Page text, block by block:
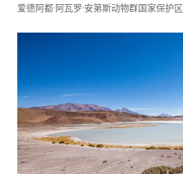
爱德阿都·阿瓦罗·安第斯动物群国家保护区